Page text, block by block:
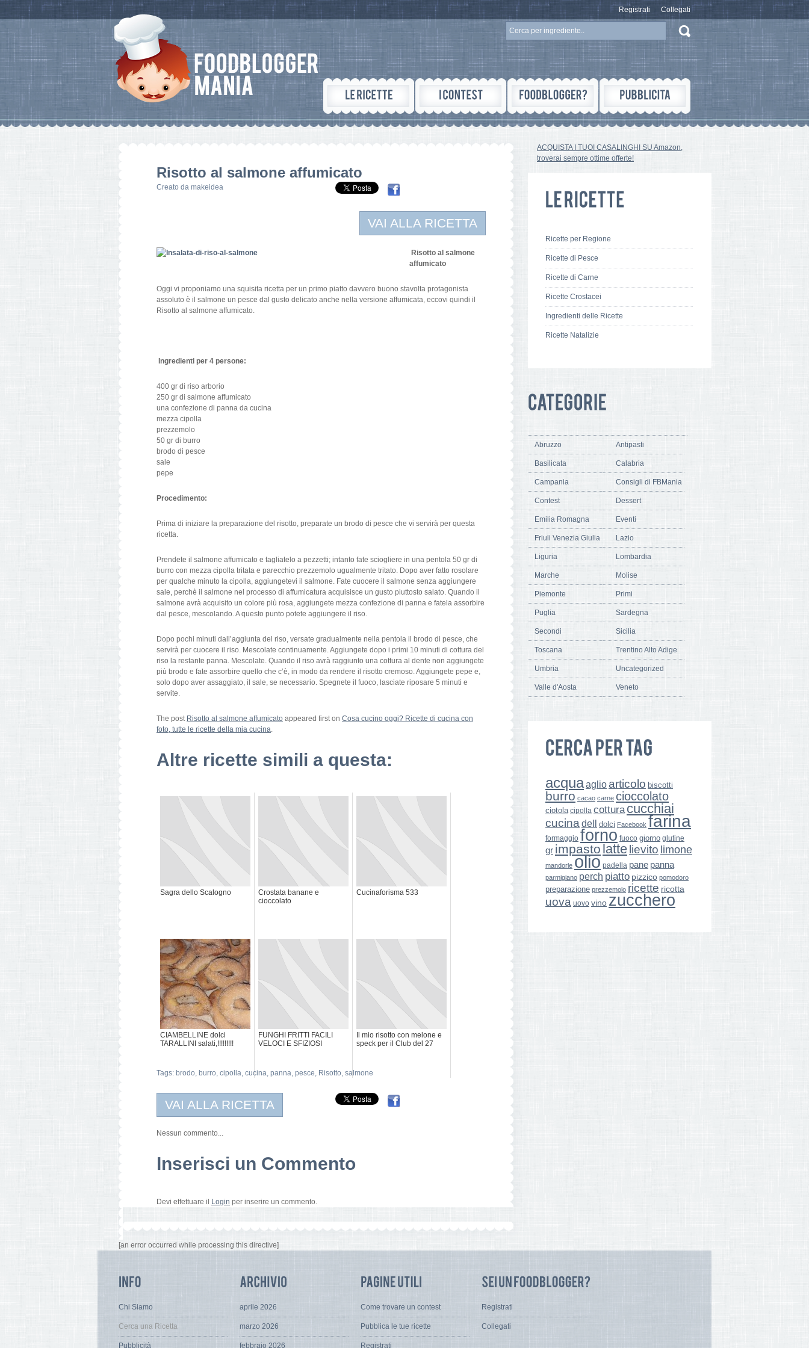
Registrati Collegati
Risotto al salmone affumicato
Creato da makeidea
VAI ALLA RICETTA
Risotto al salmone
affumicato
Oggi vi proponiamo una squisita ricetta per un primo piatto davvero buono stavolta protagonista
assoluto è il salmone un pesce dal gusto delicato anche nella versione affumicata, eccovi quindi il
Risotto al salmone affumicato.
Ingredienti per 4 persone:
400 gr di riso arborio
250 gr di salmone affumicato
una confezione di panna da cucina
mezza cipolla
prezzemolo
50 gr di burro
brodo di pesce
sale
pepe
Procedimento:
Prima di iniziare la preparazione del risotto, preparate un brodo di pesce che vi servirà per questa
ricetta.
Prendete il salmone affumicato e tagliatelo a pezzetti; intanto fate sciogliere in una pentola 50 gr di
burro con mezza cipolla tritata e parecchio prezzemolo ugualmente tritato. Dopo aver fatto rosolare
per qualche minuto la cipolla, aggiungetevi il salmone. Fate cuocere il salmone senza aggiungere
sale, perchè il salmone nel processo di affumicatura acquisisce un gusto piuttosto salato. Quando il
salmone avrà acquisito un colore più rosa, aggiungete mezza confezione di panna e fatela assorbire
dal pesce, mescolando. A questo punto potete aggiungere il riso.
Dopo pochi minuti dall’aggiunta del riso, versate gradualmente nella pentola il brodo di pesce, che
servirà per cuocere il riso. Mescolate continuamente. Aggiungete dopo i primi 10 minuti di cottura del
riso la restante panna. Mescolate. Quando il riso avrà raggiunto una cottura al dente non aggiungete
più brodo e fate assorbire quello che c’è, in modo da rendere il risotto cremoso. Aggiungete pepe e,
solo dopo aver assaggiato, il sale, se necessario. Spegnete il fuoco, lasciate riposare 5 minuti e
servite.
The post Risotto al salmone affumicato appeared first on Cosa cucino oggi? Ricette di cucina con
foto, tutte le ricette della mia cucina.
Altre ricette simili a questa:
Sagra dello Scalogno
Crostata banane e
cioccolato
Cucinaforisma 533
CIAMBELLINE dolci
TARALLINI salati,!!!!!!!!!
FUNGHI FRITTI FACILI
VELOCI E SFIZIOSI
Il mio risotto con melone e
speck per il Club del 27
Tags: brodo, burro, cipolla, cucina, panna, pesce, Risotto, salmone
VAI ALLA RICETTA
Nessun commento...
Inserisci un Commento
Devi effettuare il Login per inserire un commento.
[an error occurred while processing this directive]
ACQUISTA I TUOI CASALINGHI SU Amazon,
troverai sempre ottime offerte!
Ricette per Regione
Ricette di Pesce
Ricette di Carne
Ricette Crostacei
Ingredienti delle Ricette
Ricette Natalizie
Abruzzo Antipasti
Basilicata Calabria
Campania Consigli di FBMania
Contest Dessert
Emilia Romagna Eventi
Friuli Venezia Giulia Lazio
Liguria Lombardia
Marche Molise
Piemonte Primi
Puglia Sardegna
Secondi Sicilia
Toscana Trentino Alto Adige
Umbria Uncategorized
Valle d'Aosta Veneto
acquaaglio articolo biscotti
burro cacao carne cioccolato
ciotola cipolla cottura cucchiai
cucina dell dolci Facebook farina
formaggio forno fuoco giorno glutine
gr impasto latte lievito limone
mandorle olio padella pane panna
parmigiano perch piatto pizzico pomodoro
preparazione prezzemolo ricette ricotta
uova uovo vino zucchero
Chi Siamo
Cerca una Ricetta
Pubblicità
aprile 2026
marzo 2026
febbraio 2026
Come trovare un contest
Pubblica le tue ricette
Registrati
Registrati
Collegati